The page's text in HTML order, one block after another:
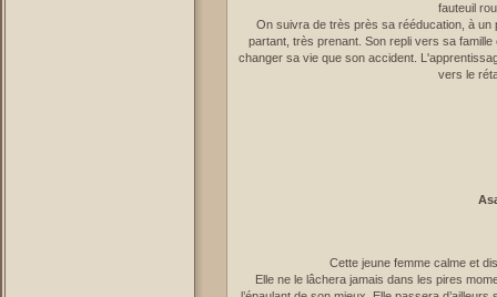
fauteuil
On suivra de très près sa rééducation, à un
partant, très prenant. Son repli vers sa
changer sa vie que son accident.
vers le
Cette jeune femme calme et
Elle ne le lâchera jamais dans les pires